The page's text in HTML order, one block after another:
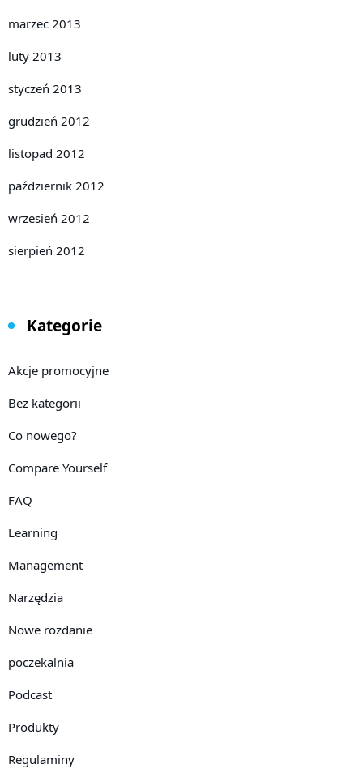
marzec 2013
luty 2013
styczeń 2013
grudzień 2012
listopad 2012
październik 2012
wrzesień 2012
sierpień 2012
Kategorie
Akcje promocyjne
Bez kategorii
Co nowego?
Compare Yourself
FAQ
Learning
Management
Narzędzia
Nowe rozdanie
poczekalnia
Podcast
Produkty
Regulaminy